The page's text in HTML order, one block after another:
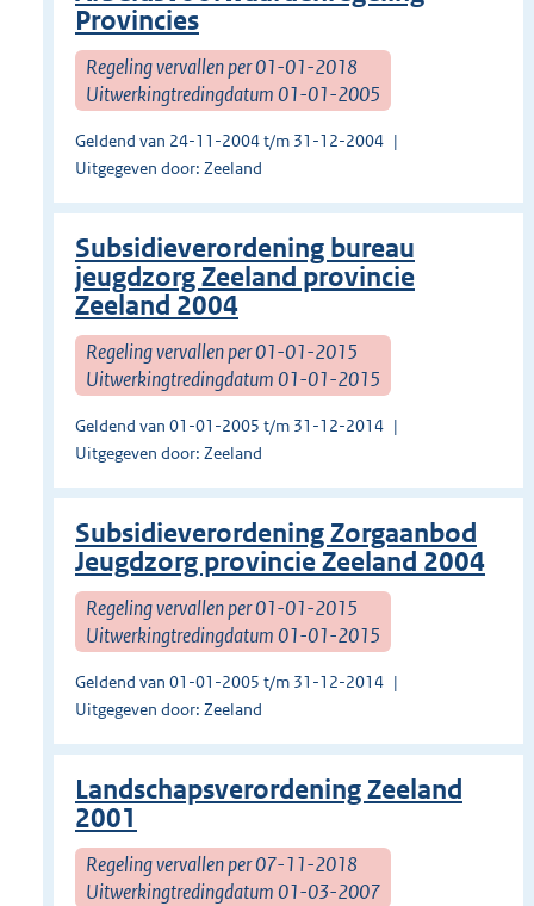
Provincies
Regeling vervallen per 01-01-2018
Uitwerkingtredingdatum 01-01-2005
Geldend van 24-11-2004 t/m 31-12-2004
Uitgegeven door: Zeeland
Subsidieverordening bureau
jeugdzorg Zeeland provincie
Zeeland 2004
Regeling vervallen per 01-01-2015
Uitwerkingtredingdatum 01-01-2015
Geldend van 01-01-2005 t/m 31-12-2014
Uitgegeven door: Zeeland
Subsidieverordening Zorgaanbod
Jeugdzorg provincie Zeeland 2004
Regeling vervallen per 01-01-2015
Uitwerkingtredingdatum 01-01-2015
Geldend van 01-01-2005 t/m 31-12-2014
Uitgegeven door: Zeeland
Landschapsverordening Zeeland
2001
Regeling vervallen per 07-11-2018
Uitwerkingtredingdatum 01-03-2007